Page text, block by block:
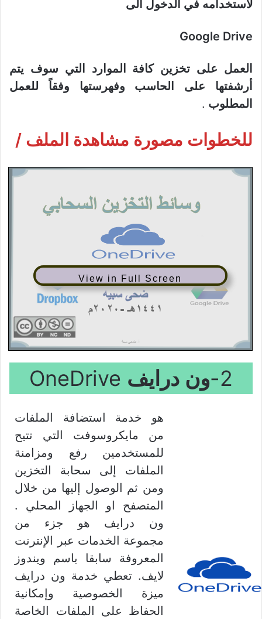
لاستخدامه في الدخول الى
Google Drive
العمل على تخزين كافة الموارد التي سوف يتم
أرشفتها على الحاسب وفهرستها وفقاً للعمل
المطلوب .
للخطوات مصورة مشاهدة الملف /
View in Full Screen
2- ون درايف
هو خدمة استضافة الملفات
من مايكروسوفت التي تتيح
للمستخدمين رفع ومزامنة
الملفات إلى سحابة التخزين
ومن ثم الوصول إليها من خلال
المتصفح او الجهاز المحلي .
ون درايف هو جزء من
مجموعة الخدمات عبر الإنترنت
المعروفة سابقا باسم ويندوز
لايف. تعطي خدمة ون درايف
ميزة الخصوصية وإمكانية
الحفاظ على الملفات الخاصة